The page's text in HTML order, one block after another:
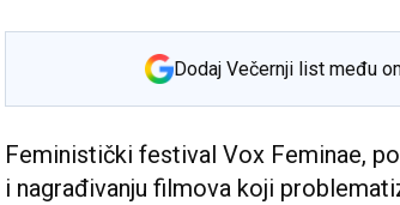
Dodaj Večernji list među
Feministički festival Vox Feminae,
i nagrađivanju filmova koji